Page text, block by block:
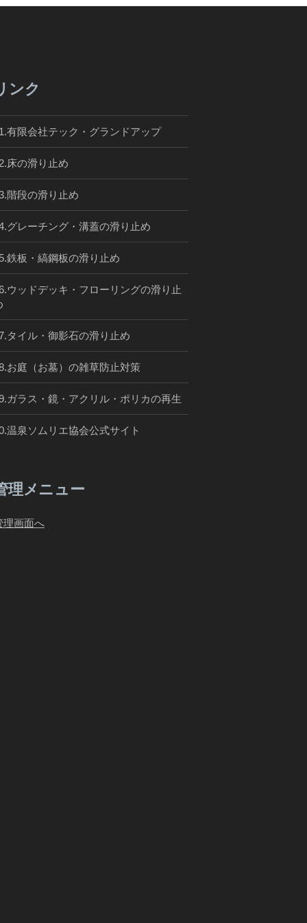
ンク
有限会社テック・グランドアップ
床の滑り止め
階段の滑り止め
グレーチング・溝蓋の滑り止め
鉄板・縞鋼板の滑り止め
ウッドデッキ・フローリングの滑り止
タイル・御影石の滑り止め
お庭（お墓）の雑草防止対策
ガラス・鏡・アクリル・ポリカの再生
温泉ソムリエ協会公式サイト
理メニュー
理画面へ